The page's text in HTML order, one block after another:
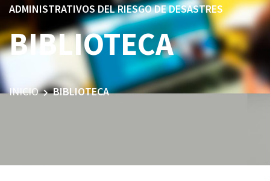
ADMINISTRATIVOS DEL RIESGO DE DESASTRES
BIBLIOTECA
INICIO BIBLIOTECA